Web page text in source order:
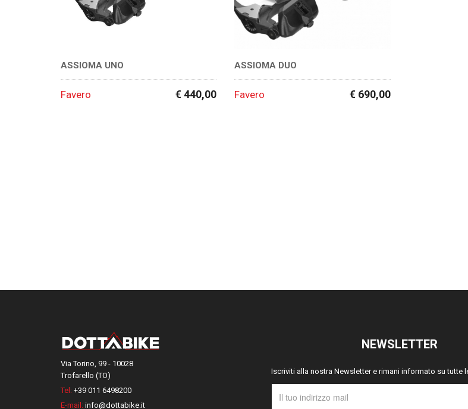
ASSIOMA UNO
Favero € 440,00
ASSIOMA DUO
Favero € 690,00
Via Torino, 99 - 10028
Trofarello (TO)
Tel: +39 011 6498200
E-mail: info@dottabike.it
NEWSLETTER
Iscriviti alla nostra Newsletter e rimani informato su tutte